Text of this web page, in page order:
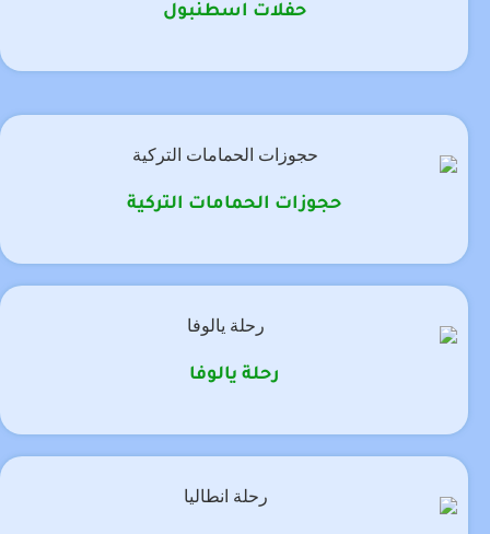
حفلات اسطنبول
حجوزات الحمامات التركية
رحلة يالوفا